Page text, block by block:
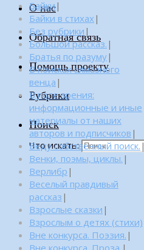
О нас
Обратная связь
Помощь проекту
Рубрики
Поиск
Что искать:
Байки|
Байки в стихах |
Без рубрики |
Большой рассказ. |
Братья по разуму|
В поисках алмазного
венца |
В поле зрения:
информационные и иные
материалы от наших
авторов и подписчиков |
Веду собственный поиск. |
Венки, поэмы, циклы. |
Верлибр |
Веселый правдивый
рассказ |
Взрослые сказки |
Взрослым о детях (стихи)
Вне конкурса. Поэзия. |
Вне конкурса. Проза. |